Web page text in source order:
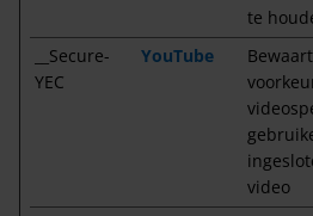
te
__Secure-
YEC
YouTube
video